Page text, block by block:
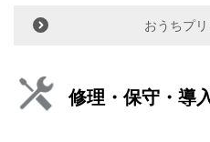
おうちプリ
修理・保守・導